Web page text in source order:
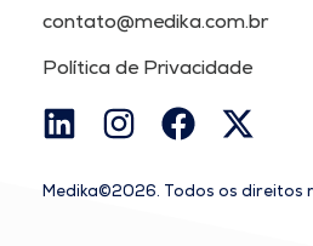
contato@medika.com.br
Política de Privacidade
Medika©2026. Todos os direitos